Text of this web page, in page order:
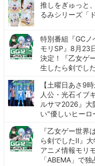
推しをぎゅっと
るみシリーズ「
特別番組『GCノ
モリSP』8月23
決定！『乙女ゲ
生したら剣でし
【土曜日あさ9
人公・光石イブ
ルサマ2026』大
い"優しいヒーロ
『乙女ゲー世界
ら剣でしたII』
アニメ情報モリ
「ABEMA」で独